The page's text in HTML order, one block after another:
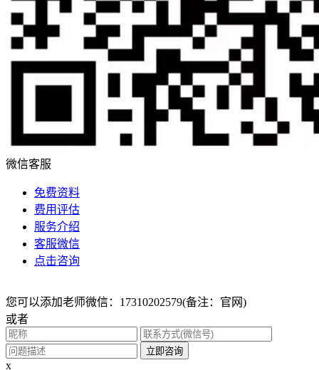
微信客服
免费资料
费用评估
服务介绍
客服微信
点击咨询
您可以添加老师微信：17310202579(备注：官网)
或者
立即咨询
x